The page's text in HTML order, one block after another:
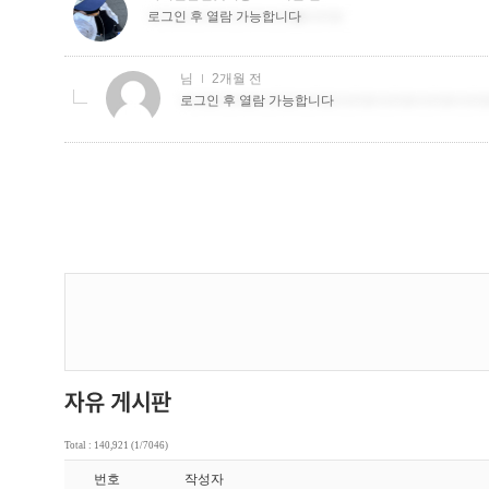
Total : 140,921 (1/7046)
번호 작성자